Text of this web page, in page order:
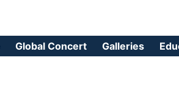
Global Concert Galleries